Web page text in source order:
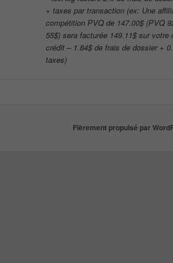
+ taxes par transaction (ex: Une
compétition PVQ de 147.00$ (PVQ
55$) sera facturée 149.11$ sur votre
crédit – 1.84$ de frais de dossier +
taxes)
Fièrement propulsé par